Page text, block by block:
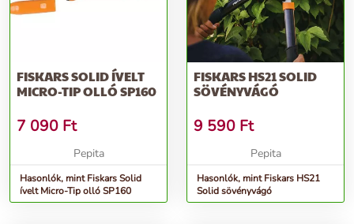
FISKARS SOLID ÍVELT
MICRO-TIP OLLÓ SP160
7 090 Ft
Pepita
Hasonlók, mint Fiskars Solid
ívelt Micro-Tip olló SP160
FISKARS HS21 SOLID
SÖVÉNYVÁGÓ
9 590 Ft
Pepita
Hasonlók, mint Fiskars HS21
Solid sövényvágó